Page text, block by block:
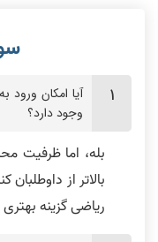
آیا امکان ورود
وجود دارد؟
بله، اما ظرفیت
بالاتر از
ریاضی گزینه